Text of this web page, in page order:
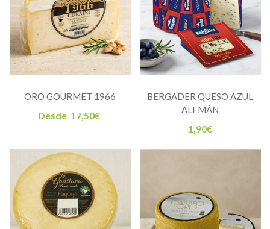
ORO GOURMET 1966
Desde 17,50€
BERGADER QUESO AZUL
ALEMÁN
1,90€